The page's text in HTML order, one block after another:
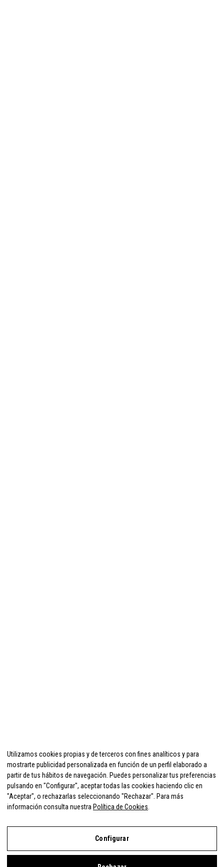
Utilizamos cookies propias y de terceros con fines analíticos y para
mostrarte publicidad personalizada en función de un perfil elaborado a
partir de tus hábitos de navegación. Puedes personalizar tus preferencias
pulsando en "Configurar", aceptar todas las cookies haciendo clic en
"Aceptar", o rechazarlas seleccionando "Rechazar". Para más
información consulta nuestra Política de Cookies
Configurar